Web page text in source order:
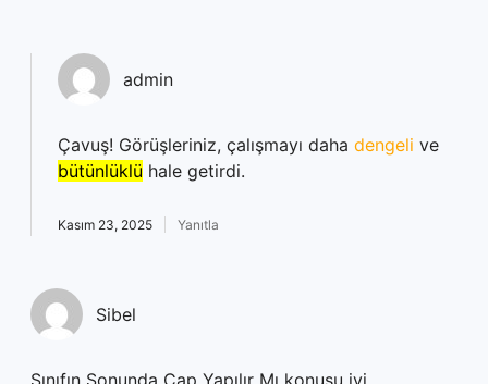
admin
Çavuş! Görüşleriniz, çalışmayı daha dengeli ve
bütünlüklü hale getirdi.
Kasım 23, 2025 Yanıtla
Sibel
Sınıfın Sonunda Çap Yapılır Mı konusu iyi